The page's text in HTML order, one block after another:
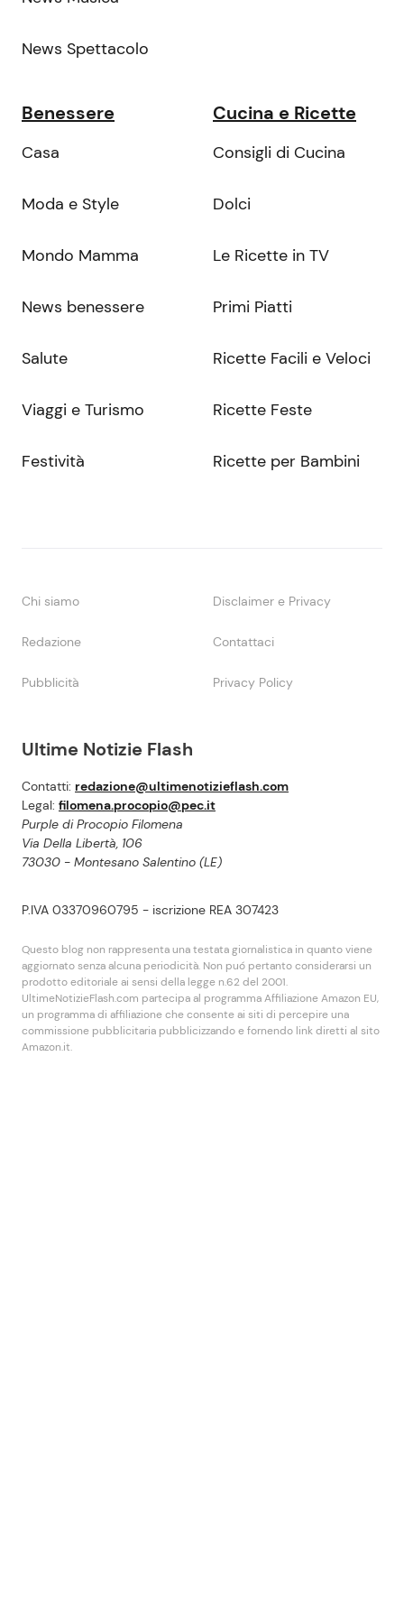
Ultime Notizie Flash
Contatti: redazione@ultimenotizieflash.com
Legal: filomena.procopio@pec.it
Purple di Procopio Filomena
Via Della Libertà, 106
73030 - Montesano Salentino (LE)
P.IVA 03370960795 - iscrizione REA 307423
Questo blog non rappresenta una testata giornalistica in quanto viene
aggiornato senza alcuna periodicità. Non puó pertanto considerarsi un
prodotto editoriale ai sensi della legge n.62 del 2001.
UltimeNotizieFlash.com partecipa al programma Affiliazione Amazon EU,
un programma di affiliazione che consente ai siti di percepire una
commissione pubblicitaria pubblicizzando e fornendo link diretti al sito
Amazon.it.
News Spettacolo
Benessere
Casa
Moda e Style
Mondo Mamma
News benessere
Salute
Viaggi e Turismo
Festività
Cucina e Ricette
Consigli di Cucina
Dolci
Le Ricette in TV
Primi Piatti
Ricette Facili e Veloci
Ricette Feste
Ricette per Bambini
Chi siamo Disclaimer e Privacy
Redazione Contattaci
Pubblicità Privacy Policy